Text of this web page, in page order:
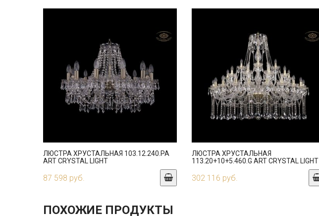
ЛЮСТРА ХРУСТАЛЬНАЯ 103.12.240.PA
ART CRYSTAL LIGHT
87 598 руб.
ЛЮСТРА ХРУСТАЛЬНАЯ
113.20+10+5.460.G ART CRYSTAL LIGHT
302 116 руб.
ПОХОЖИЕ ПРОДУКТЫ